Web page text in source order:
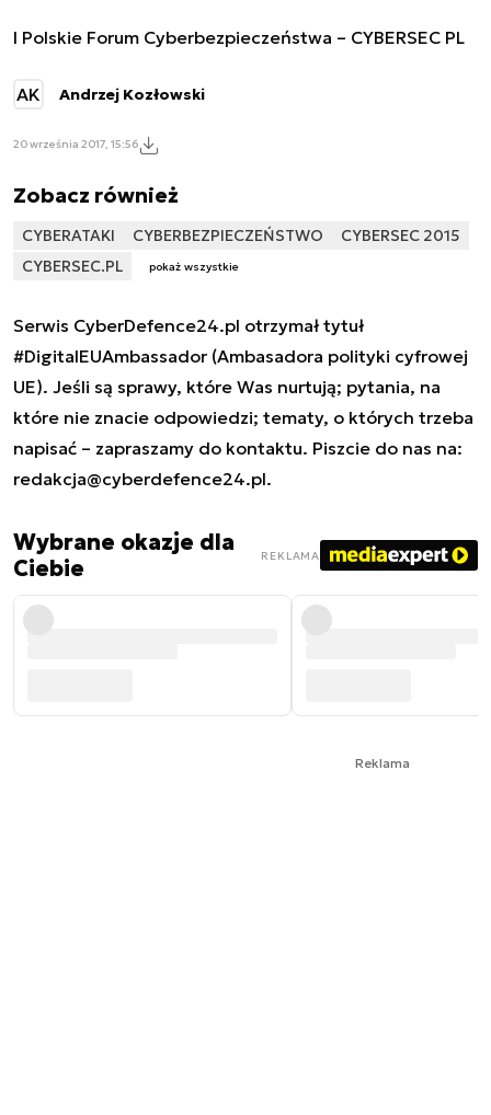
I Polskie Forum Cyberbezpieczeństwa – CYBERSEC PL
AK Andrzej Kozłowski
20 września 2017, 15:56
Zobacz również
CYBERATAKI CYBERBEZPIECZEŃSTWO
CYBERSEC 2015
CYBERSEC.PL
pokaż wszystkie
Serwis CyberDefence24.pl otrzymał tytuł
#DigitalEUAmbassador (Ambasadora polityki cyfrowej
UE). Jeśli są sprawy, które Was nurtują; pytania, na
które nie znacie odpowiedzi; tematy, o których trzeba
napisać – zapraszamy do kontaktu. Piszcie do nas na:
redakcja@cyberdefence24.pl.
Wybrane okazje dla
Ciebie
REKLAMA
Reklama